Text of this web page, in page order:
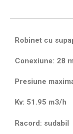
Robinet cu
Conexiune: 28
Presiune
Kv: 51.95 m3/h
Racord: sudabil